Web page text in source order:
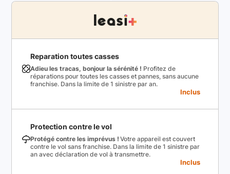
Reparation toutes casses
Adieu les tracas, bonjour la sérénité ! Profitez de
réparations pour toutes les casses et pannes, sans aucune
franchise. Dans la limite de 1 sinistre par an.
Inclus
Protection contre le vol
Protégé contre les imprévus ! Votre appareil est couvert
contre le vol sans franchise. Dans la limite de 1 sinistre par
an avec déclaration de vol à transmettre.
Inclus